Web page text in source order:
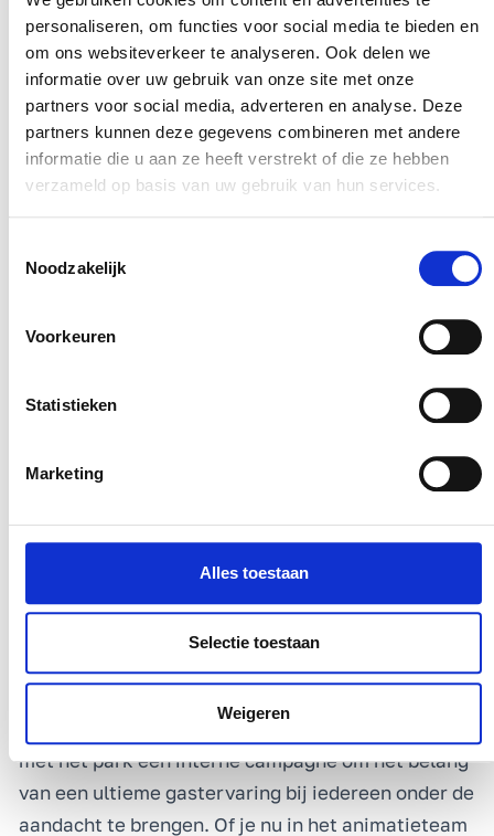
personaliseren, om functies voor social media te bieden en
om ons websiteverkeer te analyseren. Ook delen we
informatie over uw gebruik van onze site met onze
partners voor social media, adverteren en analyse. Deze
partners kunnen deze gegevens combineren met andere
informatie die u aan ze heeft verstrekt of die ze hebben
verzameld op basis van uw gebruik van hun services.
Noodzakelijk
Voorkeuren
Statistieken
Marketing
Alles toestaan
Selectie toestaan
Weigeren
QR-code, zodat we snel konden inspelen op
eventuele problemen. Al binnen enkele weken
zagen we een duidelijke afname in klachten over
de faciliteiten – een veelbelovend teken!”
“Na het hoogseizoen bleek dat het aantal klachten
over de faciliteiten met maar liefst 60% was
met kinderen weer flink omhoog waren geschoten.
Deze resultaten gebruikten we om nog verder te
onderhoud tijdens de rustigere periodes. We
bleef voortzetten.”
Betrek de hele organisatie bij klanttevredenheid
misschien wel de belangrijkste stap. Iedereen in
de organisatie moet begrijpen hoe hun werk
bijdraagt aan de ervaring van de klant. “Om de
mee te krijgen”, zegt Paul. “We startten samen
met het park een interne campagne om het belang
van een ultieme gastervaring bij iedereen onder de
aandacht te brengen. Of je nu in het animatieteam